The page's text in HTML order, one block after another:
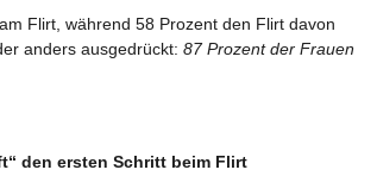
Flirt, während 58 Prozent den Flirt davon
anders ausgedrückt: 87 Prozent der Frauen
den ersten Schritt beim Flirt